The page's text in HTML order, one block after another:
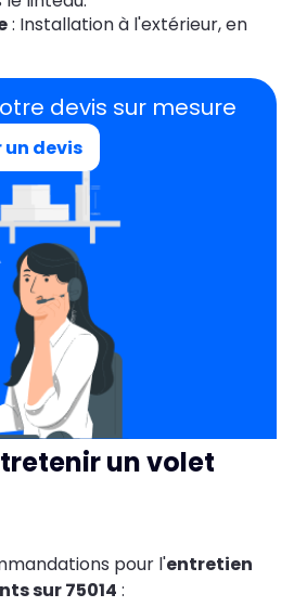
: Installation à l'extérieur, en
devis sur mesure
un devis
un volet
pour l'entretien
sur 75014 :